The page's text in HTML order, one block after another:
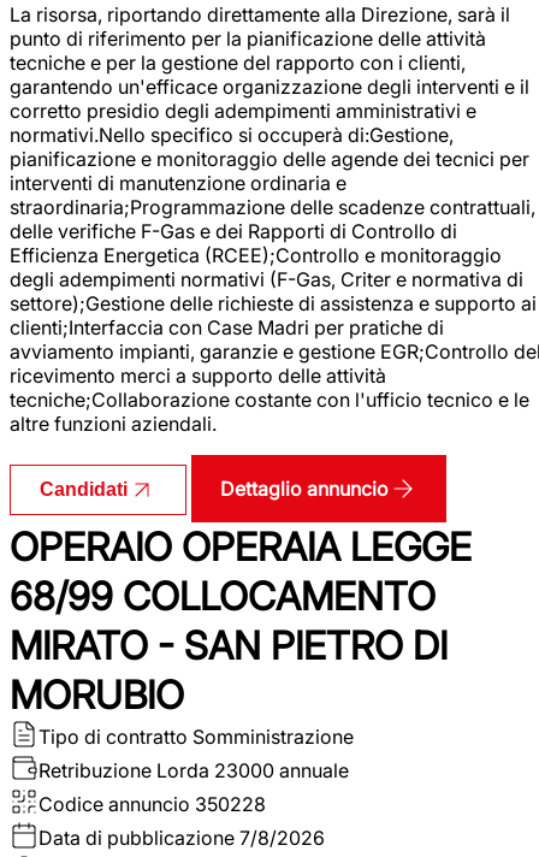
La risorsa, riportando direttamente alla Direzione, sarà il
punto di riferimento per la pianificazione delle attività
tecniche e per la gestione del rapporto con i clienti,
garantendo un'efficace organizzazione degli interventi e il
corretto presidio degli adempimenti amministrativi e
normativi.Nello specifico si occuperà di:Gestione,
pianificazione e monitoraggio delle agende dei tecnici per
interventi di manutenzione ordinaria e
straordinaria;Programmazione delle scadenze contrattuali,
delle verifiche F-Gas e dei Rapporti di Controllo di
Efficienza Energetica (RCEE);Controllo e monitoraggio
degli adempimenti normativi (F-Gas, Criter e normativa di
settore);Gestione delle richieste di assistenza e supporto ai
clienti;Interfaccia con Case Madri per pratiche di
avviamento impianti, garanzie e gestione EGR;Controllo
ricevimento merci a supporto delle attività
tecniche;Collaborazione costante con l'ufficio tecnico e le
altre funzioni aziendali.
Candidati Dettaglio annuncio
OPERAIO OPERAIA LEGGE
68/99 COLLOCAMENTO
MIRATO - SAN PIETRO DI
MORUBIO
Tipo di contratto Somministrazione
Retribuzione Lorda 23000 annuale
Codice annuncio 350228
Data di pubblicazione 7/8/2026